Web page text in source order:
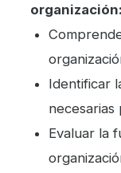
organización:
Identificar
Evaluar la